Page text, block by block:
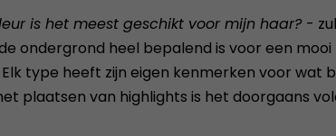
is het meest geschikt voor mijn haar? -
ondergrond heel bepalend is voor een
type heeft zijn eigen kenmerken voor wat
plaatsen van highlights is het doorgaans